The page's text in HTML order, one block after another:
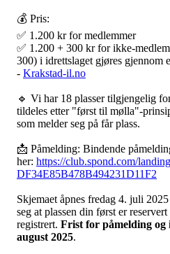
💰 Pris:
✅ 1.200 kr for medlemmer
✅ 1.200 + 300 kr for ikke-
300) i idrettslaget gjøres gjennom
- Krakstad-il.no
🔹 Vi har 18 plasser tilgjengelig
tildeles etter "først til mølla"-
som melder seg på får plass.
📩 Påmelding: Bindende
her: https://club.spond.com/
DF34E85B478B494231D11F2
Skjemaet åpnes fredag 4. juli
seg at plassen din først er
registrert. Frist for påmelding og
august 2025.